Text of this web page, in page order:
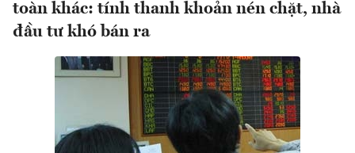
toàn khác: tính thanh khoản nén chặt, nhà
đầu tư khó bán ra